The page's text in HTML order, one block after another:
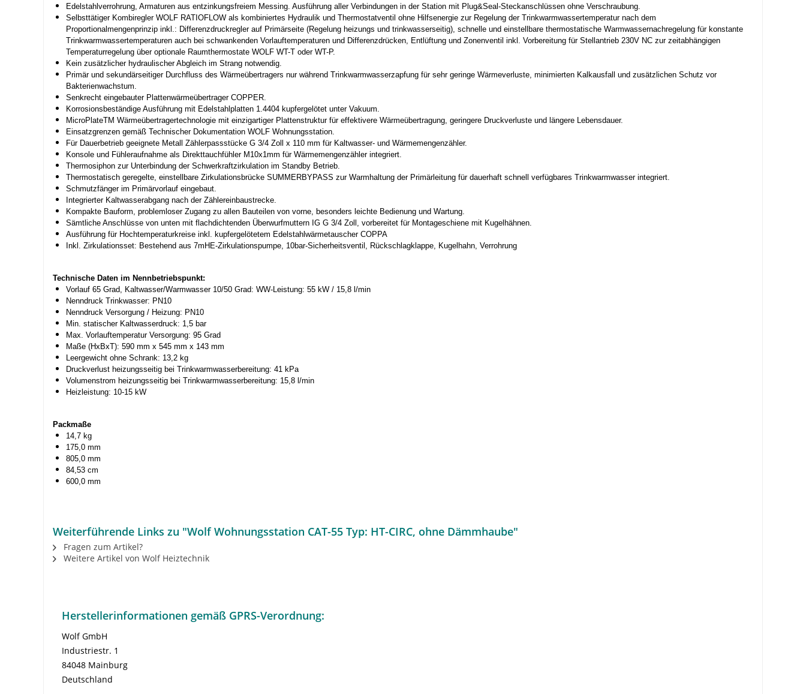
Edelstahlverrohrung, Armaturen aus entzinkungsfreiem Messing. Ausführung aller Verbindungen in der Station mit Plug&Seal-Steckanschlüssen ohne Verschraubung.
Selbsttätiger Kombiregler WOLF RATIOFLOW als kombiniertes Hydraulik und Thermostatventil ohne Hilfsenergie zur Regelung der Trinkwarmwassertemperatur nach dem
Proportionalmengenprinzip inkl.: Differenzdruckregler auf Primärseite (Regelung heizungs und trinkwasserseitig), schnelle und einstellbare thermostatische Warmwassernachregelung für konstante
Trinkwarmwassertemperaturen auch bei schwankenden Vorlauftemperaturen und Differenzdrücken, Entlüftung und Zonenventil inkl. Vorbereitung für Stellantrieb 230V NC zur zeitabhängigen
Temperaturregelung über optionale Raumthermostate WOLF WT-T oder WT-P.
Kein zusätzlicher hydraulischer Abgleich im Strang notwendig.
Primär und sekundärseitiger Durchfluss des Wärmeübertragers nur während Trinkwarmwasserzapfung für sehr geringe Wärmeverluste, minimierten Kalkausfall und zusätzlichen Schutz vor
Bakterienwachstum.
Senkrecht eingebauter Plattenwärmeübertrager COPPER.
Korrosionsbeständige Ausführung mit Edelstahlplatten 1.4404 kupfergelötet unter Vakuum.
MicroPlateTM Wärmeübertragertechnologie mit einzigartiger Plattenstruktur für effektivere Wärmeübertragung, geringere Druckverluste und längere Lebensdauer.
Einsatzgrenzen gemäß Technischer Dokumentation WOLF Wohnungsstation.
Für Dauerbetrieb geeignete Metall Zählerpassstücke G 3/4 Zoll x 110 mm für Kaltwasser- und Wärmemengenzähler.
Konsole und Fühleraufnahme als Direkttauchfühler M10x1mm für Wärmemengenzähler integriert.
Thermosiphon zur Unterbindung der Schwerkraftzirkulation im Standby Betrieb.
Thermostatisch geregelte, einstellbare Zirkulationsbrücke SUMMERBYPASS zur Warmhaltung der Primärleitung für dauerhaft schnell verfügbares Trinkwarmwasser integriert.
Schmutzfänger im Primärvorlauf eingebaut.
Integrierter Kaltwasserabgang nach der Zählereinbaustrecke.
Kompakte Bauform, problemloser Zugang zu allen Bauteilen von vorne, besonders leichte Bedienung und Wartung.
Sämtliche Anschlüsse von unten mit flachdichtenden Überwurfmuttern IG G 3/4 Zoll, vorbereitet für Montageschiene mit Kugelhähnen.
Ausführung für Hochtemperaturkreise inkl. kupfergelötetem Edelstahlwärmetauscher COPPA
Inkl. Zirkulationsset: Bestehend aus 7mHE-Zirkulationspumpe, 10bar-Sicherheitsventil, Rückschlagklappe, Kugelhahn, Verrohrung
Technische Daten im Nennbetriebspunkt:
Vorlauf 65 Grad, Kaltwasser/Warmwasser 10/50 Grad: WW-Leistung: 55 kW / 15,8 l/min
Nenndruck Trinkwasser: PN10
Nenndruck Versorgung / Heizung: PN10
Min. statischer Kaltwasserdruck: 1,5 bar
Max. Vorlauftemperatur Versorgung: 95 Grad
Maße (HxBxT): 590 mm x 545 mm x 143 mm
Leergewicht ohne Schrank: 13,2 kg
Druckverlust heizungsseitig bei Trinkwarmwasserbereitung: 41 kPa
Volumenstrom heizungsseitig bei Trinkwarmwasserbereitung: 15,8 l/min
Heizleistung: 10-15 kW
Packmaße
14,7 kg
175,0 mm
805,0 mm
84,53 cm
600,0 mm
Weiterführende Links zu "Wolf Wohnungsstation CAT-55 Typ: HT-CIRC, ohne Dämmhaube"
Fragen zum Artikel?
Weitere Artikel von Wolf Heiztechnik
Herstellerinformationen gemäß GPRS-Verordnung:
Wolf GmbH
Industriestr. 1
84048 Mainburg
Deutschland